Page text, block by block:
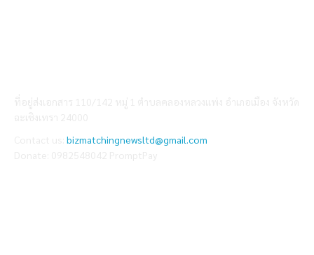
bizmatchingnewsltd@gmail.com